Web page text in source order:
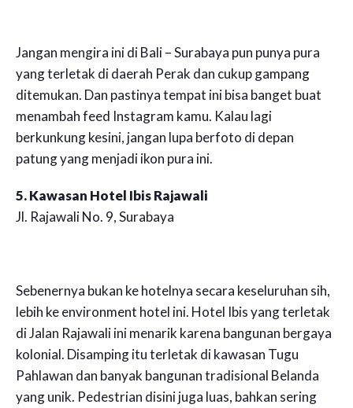
Jangan mengira ini di Bali – Surabaya pun punya pura
yang terletak di daerah Perak dan cukup gampang
ditemukan. Dan pastinya tempat ini bisa banget buat
menambah feed Instagram kamu. Kalau lagi
berkunkung kesini, jangan lupa berfoto di depan
patung yang menjadi ikon pura ini.
5. Kawasan Hotel Ibis Rajawali
Jl. Rajawali No. 9, Surabaya
Sebenernya bukan ke hotelnya secara keseluruhan sih,
lebih ke environment hotel ini. Hotel Ibis yang terletak
di Jalan Rajawali ini menarik karena bangunan bergaya
kolonial. Disamping itu terletak di kawasan Tugu
Pahlawan dan banyak bangunan tradisional Belanda
yang unik. Pedestrian disini juga luas, bahkan sering